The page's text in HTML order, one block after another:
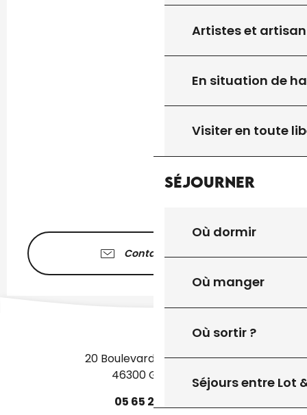
Artistes et
En situation de
Visiter en toute
Séjourner
Où dormir
Où manger
Où sortir ?
Séjours entre Lot
Contactez-nous
20 Boulevard des Martyrs
46300 Gourdon
05 65 27